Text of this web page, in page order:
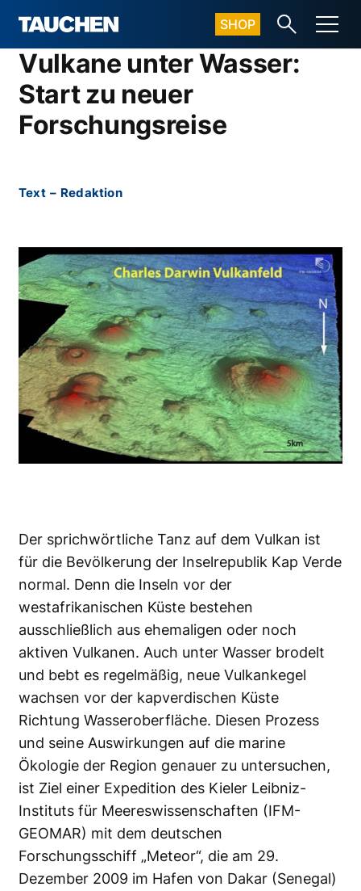
SHOP
Vulkane unter Wasser:
Start zu neuer
Forschungsreise
Text – Redaktion
Der sprichwörtliche Tanz auf dem Vulkan ist
für die Bevölkerung der Inselrepublik Kap Verde
normal. Denn die Inseln vor der
westafrikanischen Küste bestehen
ausschließlich aus ehemaligen oder noch
aktiven Vulkanen. Auch unter Wasser brodelt
und bebt es regelmäßig, neue Vulkankegel
wachsen vor der kapverdischen Küste
Richtung Wasseroberfläche. Diesen Prozess
und seine Auswirkungen auf die marine
Ökologie der Region genauer zu untersuchen,
ist Ziel einer Expedition des Kieler Leibniz-
Instituts für Meereswissenschaften (IFM-
GEOMAR) mit dem deutschen
Forschungsschiff „Meteor“, die am 29.
Dezember 2009 im Hafen von Dakar (Senegal)